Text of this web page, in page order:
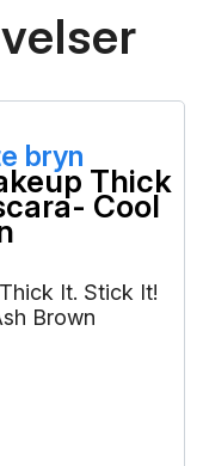
bryn
Thick
Cool